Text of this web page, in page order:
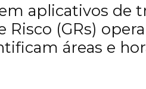
aplicativos de
Risco (GRs)
áreas e